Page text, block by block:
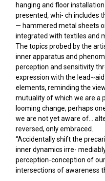
hanging and floor
presented, whi- ch includes
— hammered metal sheets
integrated with textiles and
The topics probed by the
inner apparatus and
perception and sensitivity
expression with the
elements, reminding the
mutuality of which we are a
looming change, perhaps
we are not yet aware of…
reversed, only embraced.
“Accidentally shift the
inner dynamics irre-
perception-conception of
intersections of awareness